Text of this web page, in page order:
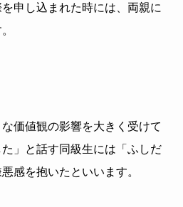
申し込まれた時には、両親に
価値観の影響を大きく受けて
」と話す同級生には「ふしだ
感を抱いたといいます。